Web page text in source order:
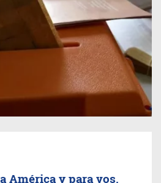
América y para vos,